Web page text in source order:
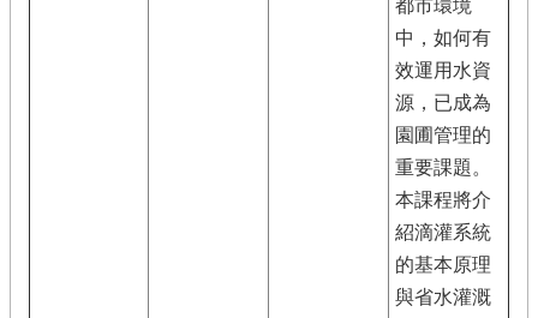
都市環境
中，如何有
效運用水資
源，已成為
園圃管理的
重要課題。
本課程將介
紹滴灌系統
的基本原理
與省水灌溉